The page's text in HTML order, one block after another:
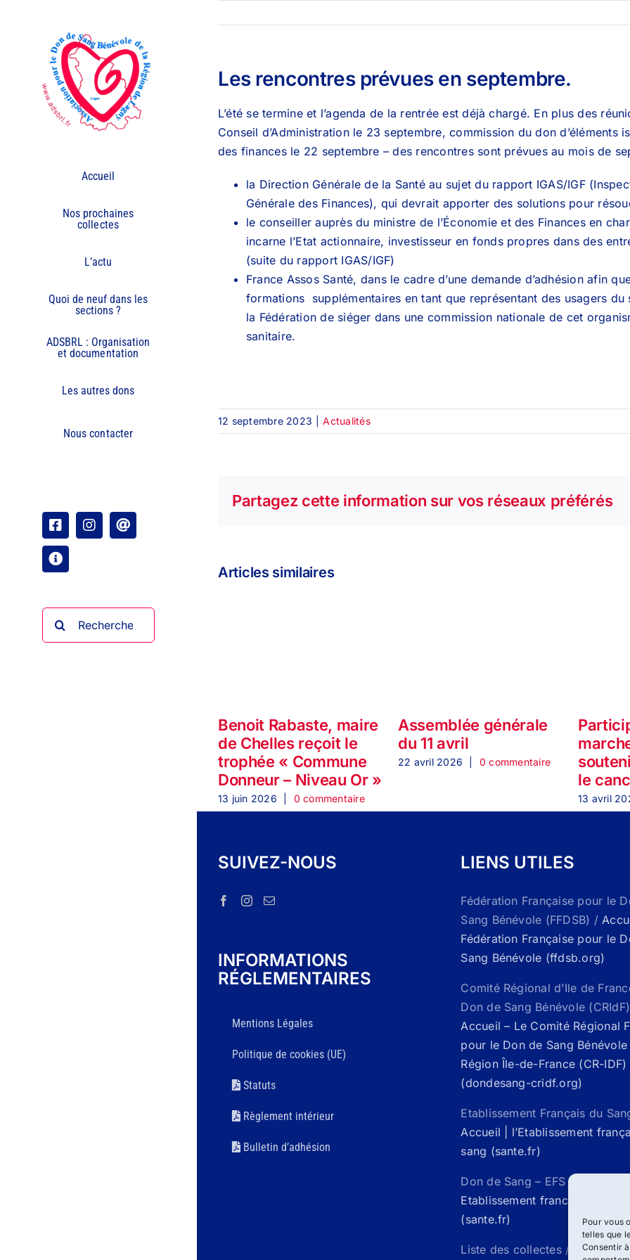
Pour vous
telles que
Consentir
Accueil
Nos prochaines
collectes
L’actu
Quoi de neuf dans les
sections ?
ADSBRL : Organisation
et documentation
Les autres dons
Nous contacter
FacebookInstagram
Email
Organisation
Les rencontres prévues en septembre.
L’été se termine et l’agenda de la rentrée est déjà chargé. En plus des
Conseil d’Administration le 23 septembre, commission du don
des finances le 22 septembre – des rencontres sont prévues au mois de
la Direction Générale de la Santé au sujet du rapport IGAS/IGF
Générale des Finances), qui devrait apporter des solutions pour
le conseiller auprès du ministre de l’Économie et des Finances en
incarne l’Etat actionnaire, investisseur en fonds propres dans des
(suite du rapport IGAS/IGF)
France Assos Santé, dans le cadre d’une demande d’adhésion afin
formations supplémentaires en tant que représentant des usagers du
la Fédération de siéger dans une commission nationale de cet
sanitaire.
12 septembre 2023 Actualités
Partagez cette information sur vos réseaux préférés
Articles similaires
Benoit Rabaste, maire
de Chelles reçoit le
trophée « Commune
Donneur – Niveau Or »
13 juin 2026 0 commentaire
Assemblée générale
du 11 avril
22 avril 2026 0 commentaire
le
13 avril
SUIVEZ-NOUS
INFORMATIONS
RÉGLEMENTAIRES
Mentions Légales
Politique de cookies (UE)
Statuts
Règlement intérieur
Bulletin d’adhésion
LIENS UTILES
Fédération Française pour le
Sang Bénévole (FFDSB) /
Fédération Française pour le
Sang Bénévole (ffdsb.org)
Comité Régional d’Ile de
Don de Sang Bénévole
Accueil – Le Comité Régional
pour le Don de Sang Bénévole
Région Île-de-France (CR-IDF)
(dondesang-cridf.org)
Etablissement Français du
Accueil | l’Etablissement
sang (sante.fr)
Don de Sang – EFS Santé /
Etablissement francais du sang
(sante.fr)
Liste des collectes / Mon rdv /